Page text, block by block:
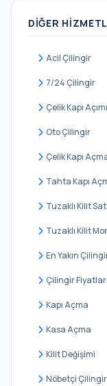
Mimar Sinan
DIĞER
Acil Çilingir
7/24 Çilingir
Çelik Kapı Açımı
Oto Çilingir
Çelik Kapı
Tahta Kapı
Tuzaklı Kilit
Tuzaklı Kilit
En Yakın
Çilingir Fiyatları
Kapı Açma
Kasa Açma
Kilit Değişimi
Nöbetçi Çilingir